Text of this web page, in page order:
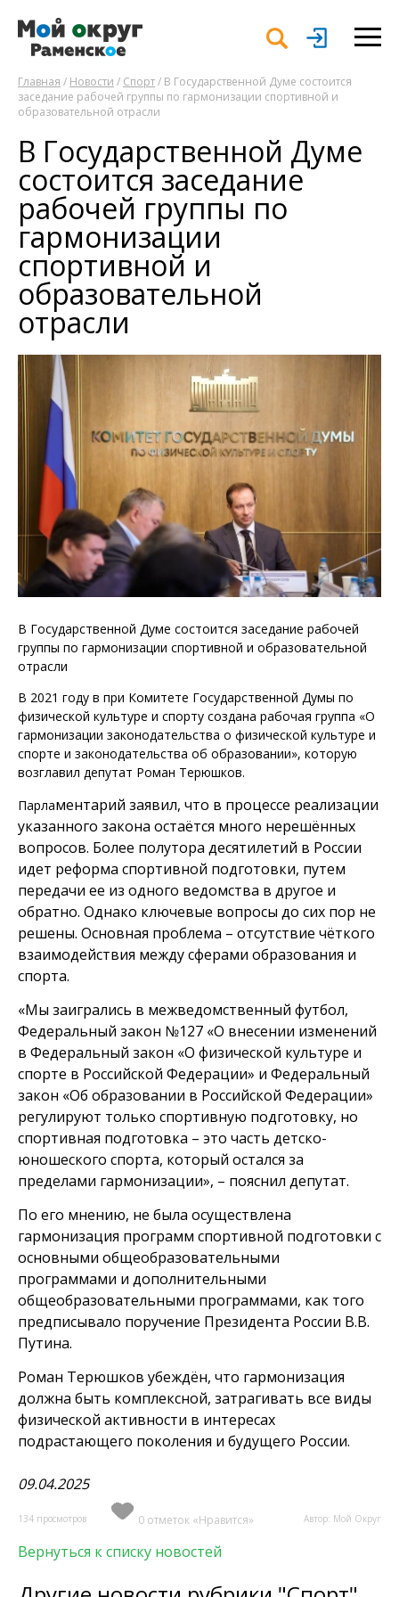
Главная / Новости / Спорт/ В Государственной Думе состоится
заседание рабочей группы по гармонизации спортивной и
образовательной отрасли
В Государственной Думе
состоится заседание
рабочей группы по
гармонизации
спортивной и
образовательной
отрасли
В Государственной Думе состоится заседание рабочей
группы по гармонизации спортивной и образовательной
отрасли
В 2021 году в при Комитете Государственной Думы по
физической культуре и спорту создана рабочая группа «О
гармонизации законодательства о физической культуре и
спорте и законодательства об образовании», которую
возглавил депутат Роман Терюшков.
Парламентарий заявил, что в процессе реализации
указанного закона остаётся много нерешённых
вопросов. Более полутора десятилетий в России
идет реформа спортивной подготовки, путем
передачи ее из одного ведомства в другое и
обратно. Однако ключевые вопросы до сих пор не
решены. Основная проблема – отсутствие чёткого
взаимодействия между сферами образования и
спорта.
«Мы заигрались в межведомственный футбол,
Федеральный закон №127 «О внесении изменений
в Федеральный закон «О физической культуре и
спорте в Российской Федерации» и Федеральный
закон «Об образовании в Российской Федерации»
регулируют только спортивную подготовку, но
спортивная подготовка – это часть детско-
юношеского спорта, который остался за
пределами гармонизации», – пояснил депутат.
По его мнению, не была осуществлена
гармонизация программ спортивной подготовки с
основными общеобразовательными
программами и дополнительными
общеобразовательными программами, как того
предписывало поручение Президента России В.В.
Путина.
Роман Терюшков убеждён, что гармонизация
должна быть комплексной, затрагивать все виды
физической активности в интересах
подрастающего поколения и будущего России.
09.04.2025
134 просмотров 0 отметок «Нравится» Автор: Мой Округ
Вернуться к списку новостей